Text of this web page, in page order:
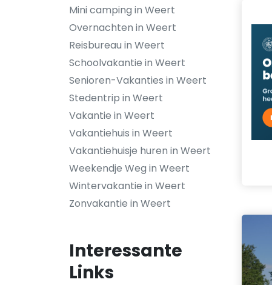
Mini camping in Weert
Overnachten in Weert
Reisbureau in Weert
Schoolvakantie in Weert
Senioren-Vakanties in Weert
Stedentrip in Weert
Vakantie in Weert
Vakantiehuis in Weert
Vakantiehuisje huren in Weert
Weekendje Weg in Weert
Wintervakantie in Weert
Zonvakantie in Weert
Interessante
Links